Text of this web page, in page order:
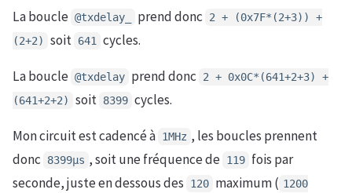
La boucle @txdelay_ prend donc
2 + (0x7F*(2+3)) +
(2+2)
soit 641 cycles.
La boucle @txdelay prend donc
2 + 0x0C*(641+2+3) +
(641+2+2)
soit 8399 cycles.
Mon circuit est cadencé à 1MHz , les boucles prennent
donc
8399µs , soit une fréquence de 119 fois par
seconde, juste en dessous des
120 maximum ( 1200